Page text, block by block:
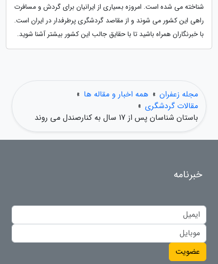
شناخته می شده است. امروزه بسیاری از ایرانیان برای گردش و مسافرت
راهی این کشور می شوند و از مقاصد گردشگری پرطرفدار در ایران است.
با خبرنگاران همراه باشید تا با حقایق جالب این کشور بیشتر آشنا شوید.
مجله زعفران » همه اخبار و مقاله ها »
مقالات گردشگری »
باستان شناسان پس از 17 سال به کنارصندل می روند
خبرنامه
عضویت